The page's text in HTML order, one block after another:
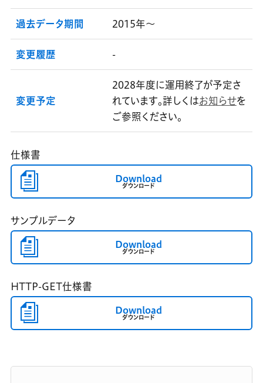
過去データ期間 2015年～
変更履歴 -
変更予定
2028年度に運用終了が予定さ
れています。詳しくはお知らせを
ご参照ください。
仕様書
Download
ダウンロード
サンプルデータ
Download
ダウンロード
HTTP-GET仕様書
Download
ダウンロード